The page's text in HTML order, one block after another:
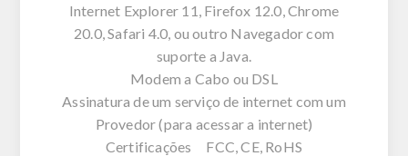
Internet Explorer 11, Firefox 12.0, Chrome
20.0, Safari 4.0, ou outro Navegador com
suporte a Java.
Modem a Cabo ou DSL
Assinatura de um serviço de internet com um
Provedor (para acessar a internet)
Certificações FCC, CE, RoHS